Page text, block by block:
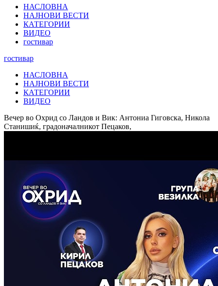
НАСЛОВНА
НАЈНОВИ ВЕСТИ
КАТЕГОРИИ
ВИДЕО
гостивар
гостивар
НАСЛОВНА
НАЈНОВИ ВЕСТИ
КАТЕГОРИИ
ВИДЕО
Вечер во Охрид со Ландов и Вик: Антониа Гиговска, Никола
Станишиќ, градоначалникот Пецаков,